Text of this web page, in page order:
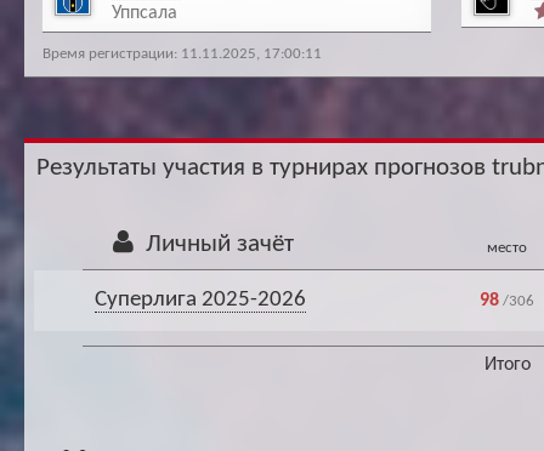
Уппсала
Время регистрации: 11.11.2025, 17:00:11
Результаты участия в турнирах прогнозов
Личный зачёт место
Суперлига 2025-2026 98 /306
Итого